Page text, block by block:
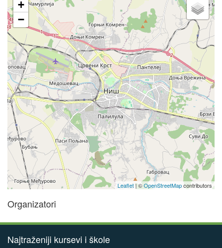
+
−
Leaflet | ©OpenStreetMapcontributors
Organizatori
Najtraženiji kursevi i škole